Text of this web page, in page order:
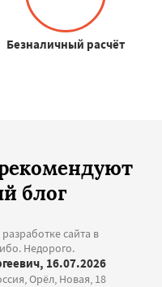
Безналичный расчёт
блог
сайта в
Недорого.
16.07.2026
Орёл, Новая, 18